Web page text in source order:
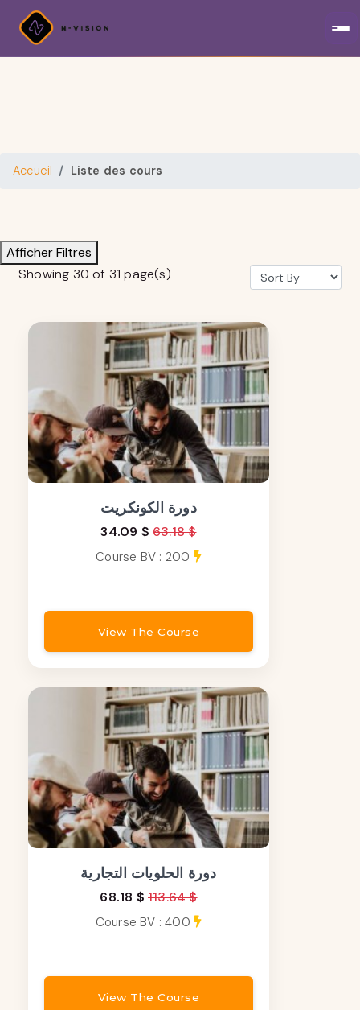
Accueil Liste des cours
Afficher Filtres
Showing 30 of 31 page(s)
دورة الكونكريت
34.09 $ 63.18 $
Course BV : 200
View The Course
دورة الحلويات التجارية
68.18 $ 113.64 $
Course BV : 400
View The Course